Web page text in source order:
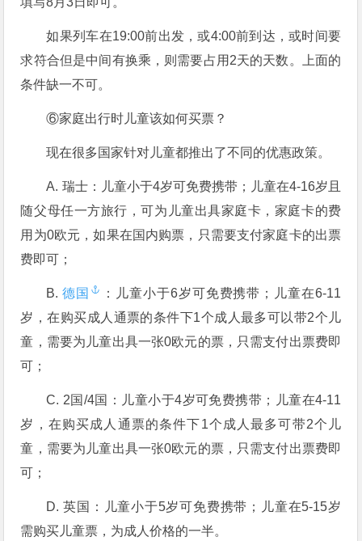
如果列车在19:00前出发，或4:00前到达，或时间要
求符合但是中间有换乘，则需要占用2天的天数。上面的
条件缺一不可。
⑥家庭出行时儿童该如何买票？
现在很多国家针对儿童都推出了不同的优惠政策。
A. 瑞士：儿童小于4岁可免费携带；儿童在4-16岁且
随父母任一方旅行，可为儿童出具家庭卡，家庭卡的费
用为0欧元，如果在国内购票，只需要支付家庭卡的出票
费即可；
B.德国
：儿童小于6岁可免费携带；儿童在6-11
岁，在购买成人通票的条件下1个成人最多可以带2个儿
童，需要为儿童出具一张0欧元的票，只需支付出票费即
可；
C. 2国/4国：儿童小于4岁可免费携带；儿童在4-11
岁，在购买成人通票的条件下1个成人最多可带2个儿
童，需要为儿童出具一张0欧元的票，只需支付出票费即
可；
D. 英国：儿童小于5岁可免费携带；儿童在5-15岁
需购买儿童票，为成人价格的一半。